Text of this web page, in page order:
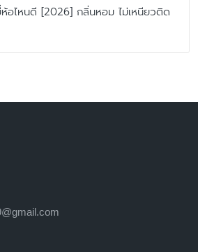
อไหนดี [2026] กลิ่นหอม ไม่เหนียวติด